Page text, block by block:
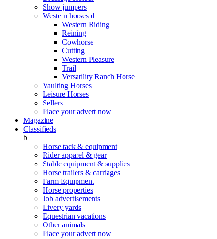
Show jumpers
Western horses d
Western Riding
Reining
Cowhorse
Cutting
Western Pleasure
Trail
Versatility Ranch Horse
Vaulting Horses
Leisure Horses
Sellers
Place your advert now
Magazine
Classifieds
b
Horse tack & equipment
Rider apparel & gear
Stable equipment & supplies
Horse trailers & carriages
Farm Equipment
Horse properties
Job advertisements
Livery yards
Equestrian vacations
Other animals
Place your advert now